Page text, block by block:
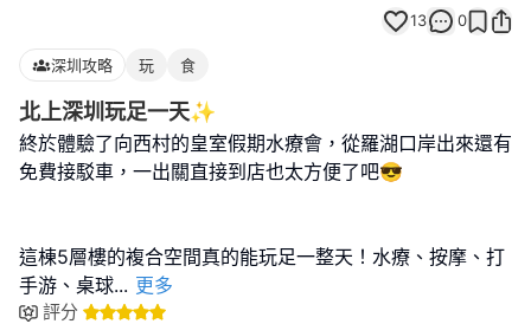
13 0
深圳攻略 玩 食
北上深圳玩足一天✨
終於體驗了向西村的皇室假期水療會，從羅湖口岸出來還有
免費接駁車，一出關直接到店也太方便了吧😎
這棟5層樓的複合空間真的能玩足一整天！水療、按摩、打
手游、桌球... 更多
評分